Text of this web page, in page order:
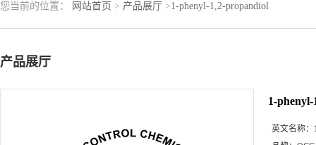
您当前的位置： 网站首页 > 产品展厅 >1-phenyl-1,2-propandiol
产品展厅
1-
英文名称：